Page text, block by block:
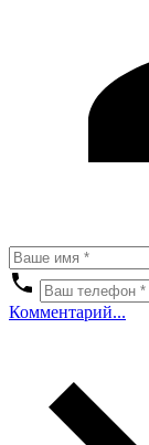
Комментарий...